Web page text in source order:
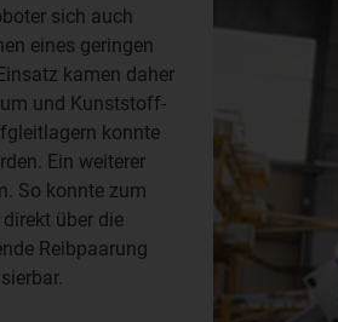
sich auch
eines geringen
kamen daher
und Kunststoff-
konnte
Ein weiterer
So konnte zum
über die
Reibpaarung